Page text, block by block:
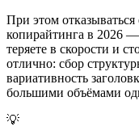
При этом отказываться
копирайтинга в 2026
теряете в скорости и
отлично: сбор
вариативность
большими объёмами
💡